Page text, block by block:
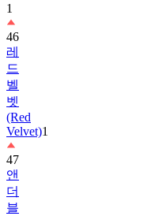
1
46
레
드
벨
벳
(Red
Velvet)1
47
앤
더
블